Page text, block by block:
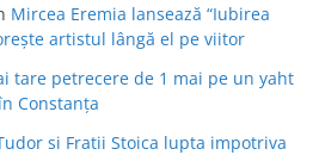
Mircea Eremia lansează “Iubirea
artistul lângă el pe viitor
tare petrecere de 1 mai pe un yaht
Constanța
si Fratii Stoica lupta impotriva